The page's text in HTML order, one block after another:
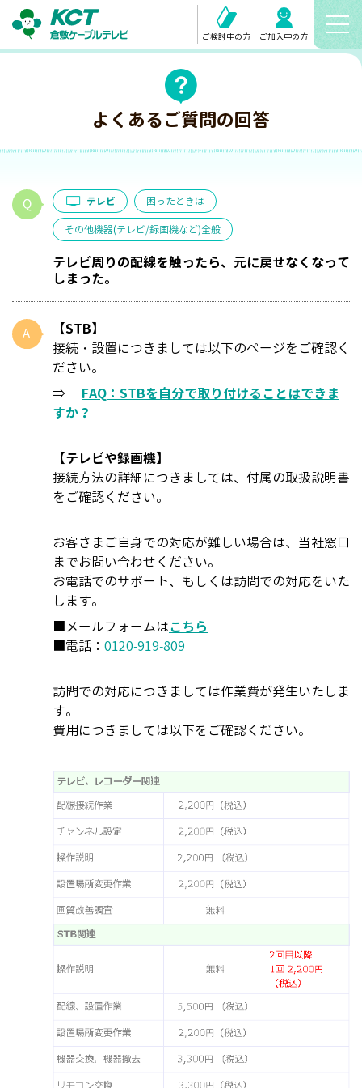
ご検討中の方 ご加入中の方
よくあるご質問の回答
テレビ 困ったときは
その他機器(テレビ/録画機など)全般
テレビ周りの配線を触ったら、元に戻せなくなって
しまった。
【STB】
接続・設置につきましては以下のページをご確認く
ださい。
⇒ FAQ：STBを自分で取り付けることはできま
すか？
【テレビや録画機】
接続方法の詳細につきましては、付属の取扱説明書
をご確認ください。
お客さまご自身での対応が難しい場合は、当社窓口
までお問い合わせください。
お電話でのサポート、もしくは訪問での対応をいた
します。
■メールフォームはこちら
■電話： 0120-919-809
訪問での対応につきましては作業費が発生いたしま
す。
費用につきましては以下をご確認ください。